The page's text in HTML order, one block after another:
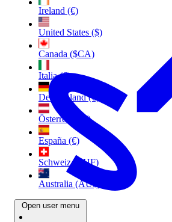
Ireland (€)
United States ($)
Canada ($CA)
Italia (€)
Deutschland (€)
Österreich (€)
España (€)
Schweiz (CHF)
Australia (AU$)
Open user menu